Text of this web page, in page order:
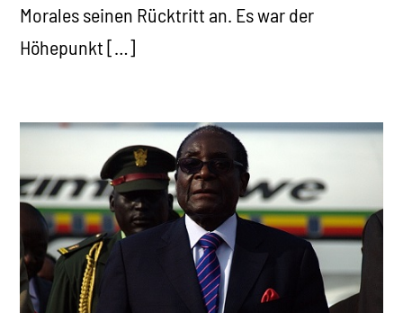
Morales seinen Rücktritt an. Es war der
Höhepunkt […]